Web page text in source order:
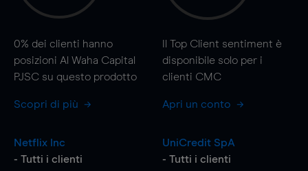
0% dei clienti hanno
posizioni Al Waha Capital
PJSC su questo prodotto
Scopri di più
Il Top Client sentiment è
disponibile solo per i
clienti CMC
Apri un conto
Netflix Inc
- Tutti i clienti
UniCredit SpA
- Tutti i clienti